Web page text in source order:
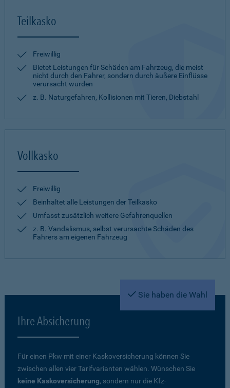
Teilkasko
Freiwillig
Bietet Leistungen für Schäden am Fahrzeug, die meist
nicht durch den Fahrer, sondern durch äußere Einflüsse
verursacht wurden
z. B. Naturgefahren, Kollisionen mit Tieren, Diebstahl
Vollkasko
Freiwillig
Beinhaltet alle Leistungen der Teilkasko
Umfasst zusätzlich weitere Gefahrenquellen
z. B. Vandalismus, selbst verursachte Schäden des
Fahrers am eigenen Fahrzeug
Sie haben die Wahl
Ihre Absicherung
Für einen Pkw mit einer Kaskoversicherung können Sie
zwischen allen vier Tarifvarianten wählen. Wünschen Sie
keine Kaskoversicherung, sondern nur die Kfz-